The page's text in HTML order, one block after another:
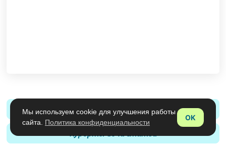
Курорты Сочи отзывы
Курорты Сочи статьи
Мы используем cookie для улучшения работы
сайта. Политика конфиденциальности
OK